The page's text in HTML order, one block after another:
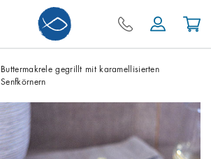
Buttermakrele gegrillt mit karamellisierten
Senfkörnern